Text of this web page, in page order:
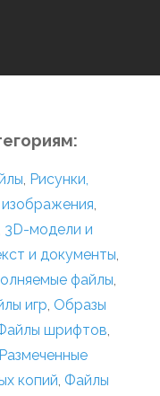
, Рисунки,
,
3D-модели и
и документы,
файлы,
игр, Образы
шрифтов,
Размеченные
копий, Файлы